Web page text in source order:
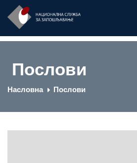
Послови
Насловна Послови